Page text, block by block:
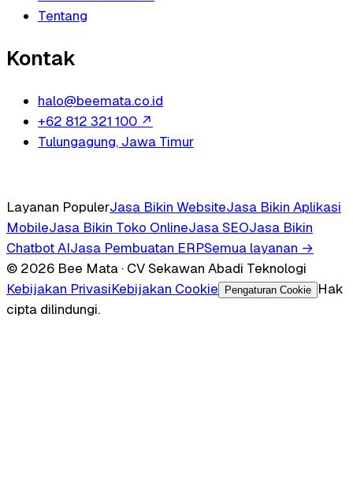
Tentang
Kontak
halo@beemata.co.id
+62 812 321 100 ↗
Tulungagung, Jawa Timur
Layanan PopulerJasa Bikin WebsiteJasa Bikin Aplikasi
MobileJasa Bikin Toko OnlineJasa SEOJasa Bikin
Chatbot AIJasa Pembuatan ERPSemua layanan →
© 2026 Bee Mata · CV Sekawan Abadi Teknologi
Kebijakan PrivasiKebijakan Cookie Pengaturan Cookie
Hak
cipta dilindungi.